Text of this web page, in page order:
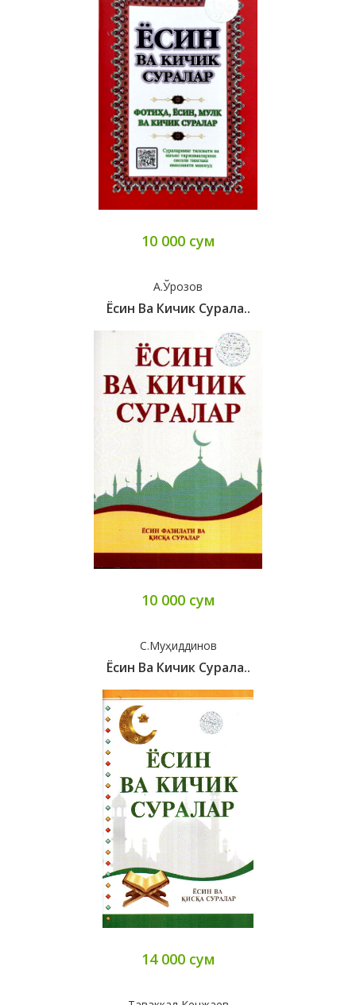
10 000 сум
А.Ўрозов
Ёсин Ва Кичик Сурала..
10 000 сум
С.Муҳиддинов
Ёсин Ва Кичик Сурала..
14 000 сум